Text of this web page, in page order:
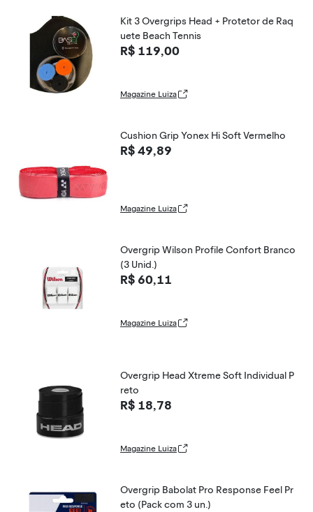
Kit 3 Overgrips Head + Protetor de Raq
uete Beach Tennis
R$ 119,00
Magazine Luiza
Cushion Grip Yonex Hi Soft Vermelho
R$ 49,89
Magazine Luiza
Overgrip Wilson Profile Confort Branco
(3 Unid.)
R$ 60,11
Magazine Luiza
Overgrip Head Xtreme Soft Individual P
reto
R$ 18,78
Magazine Luiza
Overgrip Babolat Pro Response Feel Pr
eto (Pack com 3 un.)